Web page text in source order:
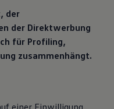
der
der Direktwerbung
für Profiling,
zusammenhängt.
einer Einwilligung